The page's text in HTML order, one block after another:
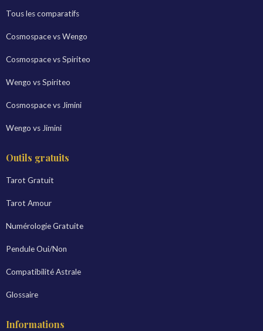
Tous les comparatifs
Cosmospace vs Wengo
Cosmospace vs Spiriteo
Wengo vs Spiriteo
Cosmospace vs Jimini
Wengo vs Jimini
Outils gratuits
Tarot Gratuit
Tarot Amour
Numérologie Gratuite
Pendule Oui/Non
Compatibilité Astrale
Glossaire
Informations